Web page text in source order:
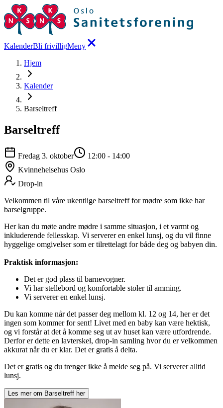
KalenderBli frivilligMeny
Hjem
Kalender
Barseltreff
Barseltreff
Fredag 3. oktober 12:00 - 14:00
Kvinnehelsehus Oslo
Drop-in
Velkommen til våre ukentlige barseltreff for mødre som ikke har
barselgruppe.
Her kan du møte andre mødre i samme situasjon, i et varmt og
inkluderende fellesskap. Vi serverer en enkel lunsj, og du vil finne
hyggelige omgivelser som er tilrettelagt for både deg og babyen din.
Praktisk informasjon:
Det er god plass til barnevogner.
Vi har stellebord og komfortable stoler til amming.
Vi serverer en enkel lunsj.
Du kan komme når det passer deg mellom kl. 12 og 14, her er det
ingen som kommer for sent! Livet med en baby kan være hektisk,
og vi forstår at det å komme seg ut av huset kan være utfordrende.
Derfor er dette en lavterskel, drop-in samling hvor du er velkommen
akkurat når du er klar. Det er gratis å delta.
Det er gratis og du trenger ikke å melde seg på. Vi serverer alltid
lunsj.
Les mer om Barseltreff her